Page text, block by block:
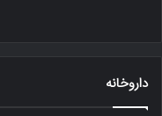
داروخانه